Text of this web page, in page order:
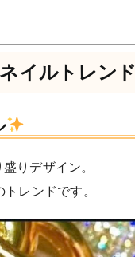
イルトレンド
りデザイン。
レンドです。